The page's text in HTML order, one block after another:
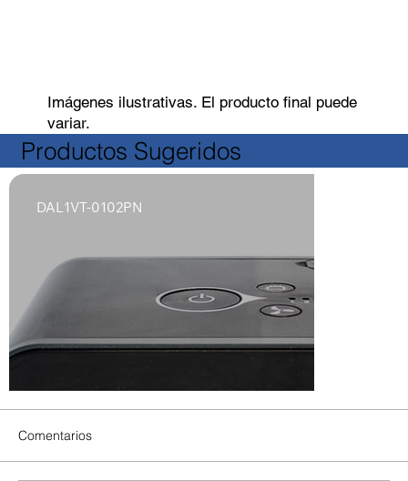
DAL1VT-0102PN
Imágenes ilustrativas. El producto final puede
variar.
Productos Sugeridos
Comentarios